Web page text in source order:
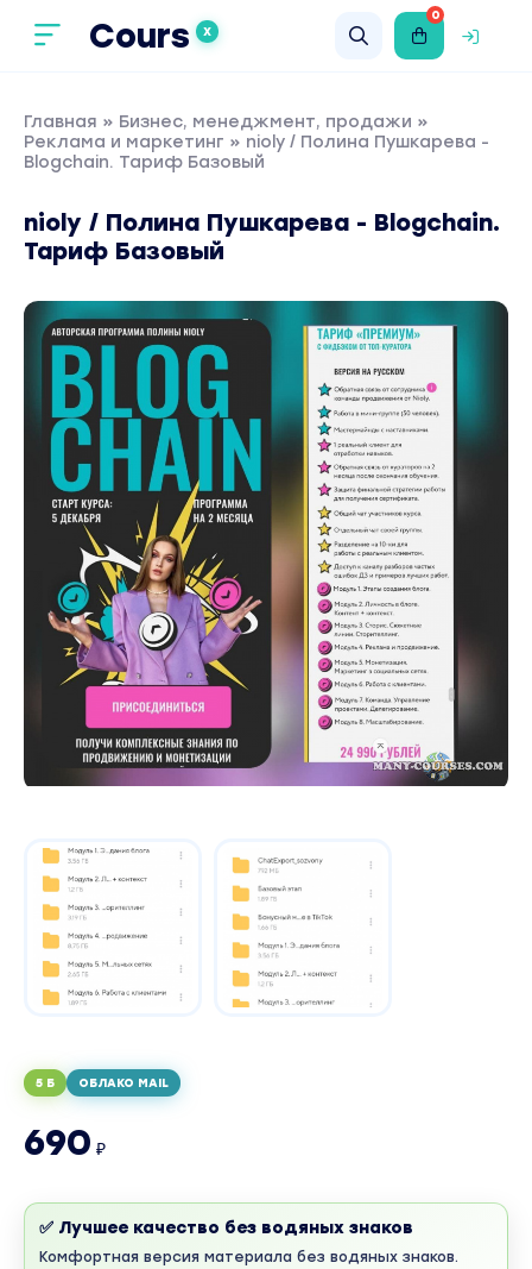
Cours X
0
Главная » Бизнес, менеджмент, продажи »
Реклама и маркетинг » nioly / Полина Пушкарева -
Blogchain. Тариф Базовый
nioly / Полина Пушкарева - Blogchain.
Тариф Базовый
5 Б ОБЛАКО MAIL
690 ₽
✅ Лучшее качество без водяных знаков
Комфортная версия материала без водяных знаков.